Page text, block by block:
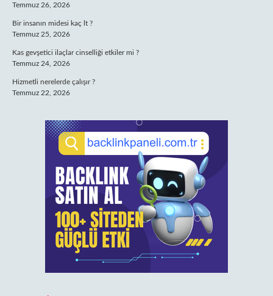
Temmuz 26, 2026
Bir insanın midesi kaç lt ?
Temmuz 25, 2026
Kas gevşetici ilaçlar cinselliği etkiler mi ?
Temmuz 24, 2026
Hizmetli nerelerde çalışır ?
Temmuz 22, 2026